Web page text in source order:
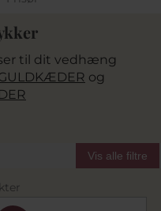
til dit vedhæng
og
Vis alle filtre